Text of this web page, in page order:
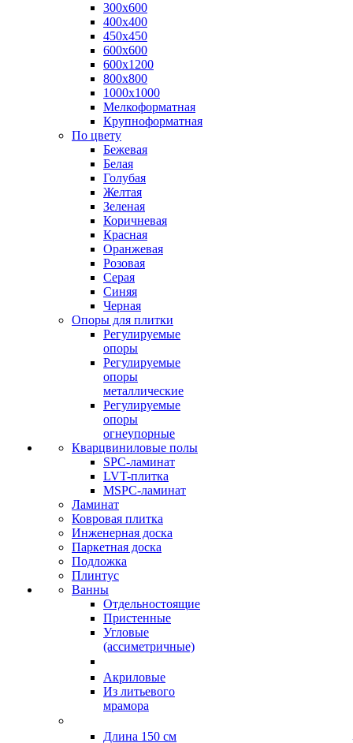
300х600
400х400
450х450
600х600
600х1200
800х800
1000х1000
Мелкоформатная
Крупноформатная
По цвету
Бежевая
Белая
Голубая
Желтая
Зеленая
Коричневая
Красная
Оранжевая
Розовая
Серая
Синяя
Черная
Опоры для плитки
Регулируемые
опоры
Регулируемые
опоры
металлические
Регулируемые
опоры
огнеупорные
Кварцвиниловые полы
SPC-ламинат
LVT-плитка
MSPC-ламинат
Ламинат
Ковровая плитка
Инженерная доска
Паркетная доска
Подложка
Плинтус
Ванны
Отдельностоящие
Пристенные
Угловые
(ассиметричные)
Акриловые
Из литьевого
мрамора
Длина 150 см